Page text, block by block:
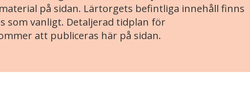
på sidan. Lärtorgets befintliga innehåll finns
som vanligt. Detaljerad tidplan för
att publiceras här på sidan.